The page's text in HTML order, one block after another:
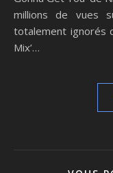
millions de vues
totalement ignorés
Mix’…